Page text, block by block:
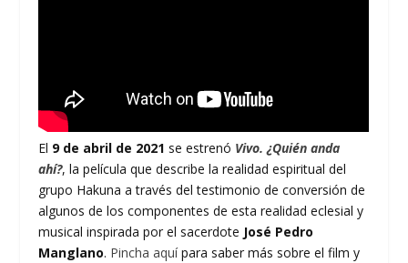
El 9 de abril de 2021 se estrenó Vivo. ¿Quién anda
ahí?, la película que describe la realidad espiritual del
grupo Hakuna a través del testimonio de conversión de
algunos de los componentes de esta realidad eclesial y
musical inspirada por el sacerdote José Pedro
Manglano. Pincha aquípara saber más sobre el film y